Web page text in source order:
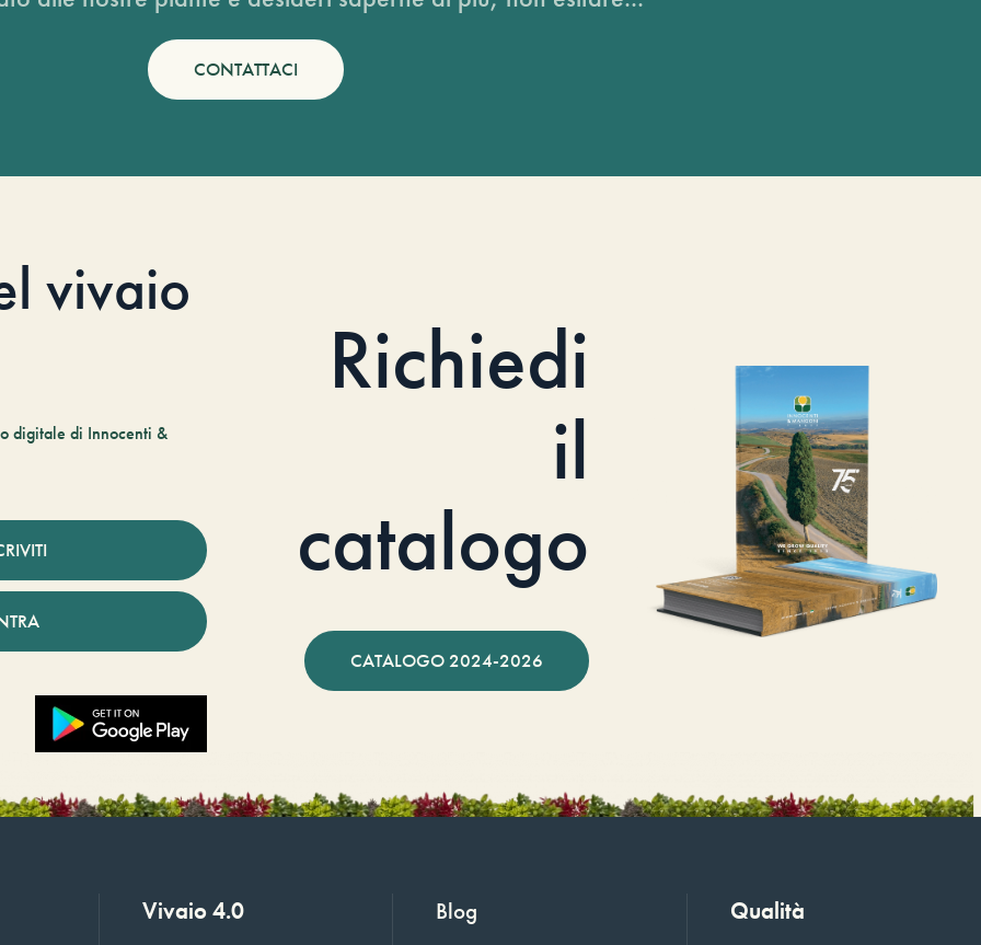
CONTATTACI
vivaio
digitale di Innocenti &
Richiedi
il
catalogo
CATALOGO 2024-2026
Vivaio 4.0 Blog Qualità